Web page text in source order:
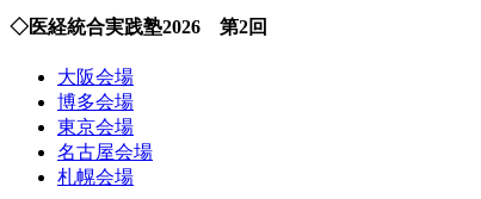
◇医経統合実践塾2026 第2回
大阪会場
博多会場
東京会場
名古屋会場
札幌会場